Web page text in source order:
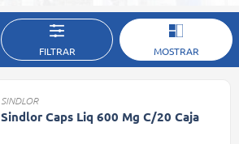
FILTRAR MOSTRAR
SINDLOR
Sindlor Caps Liq 600 Mg C/20 Caja